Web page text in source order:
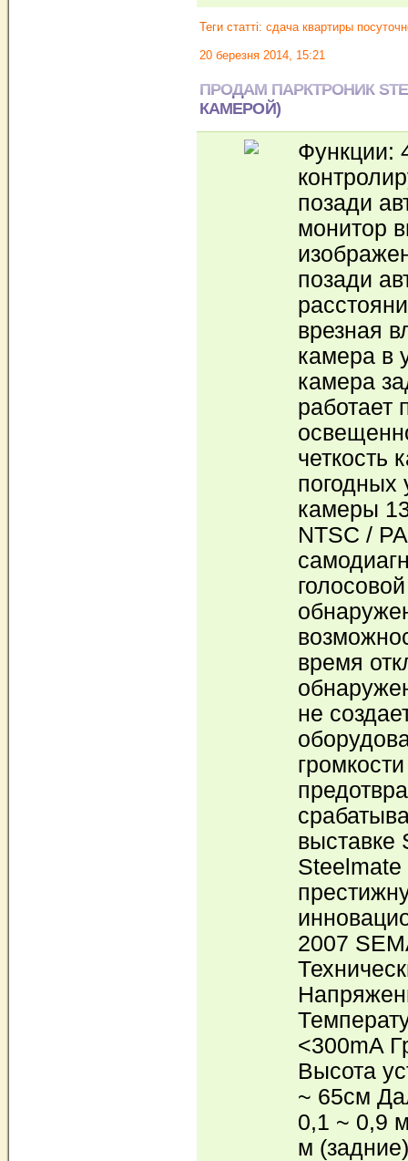
Теги статті: сдача квартиры
20 березня 2014, 15:21
ПРОДАМ ПАРКТРОНИК
КАМЕРОЙ)
Функции:
позади
монитор
позади
врезная
камера в
камера
работает
четкость
погодных
камеры
NTSC /
время
не
2007
<300mA
Высота
~ 65см
0,1 ~ 0,9
м